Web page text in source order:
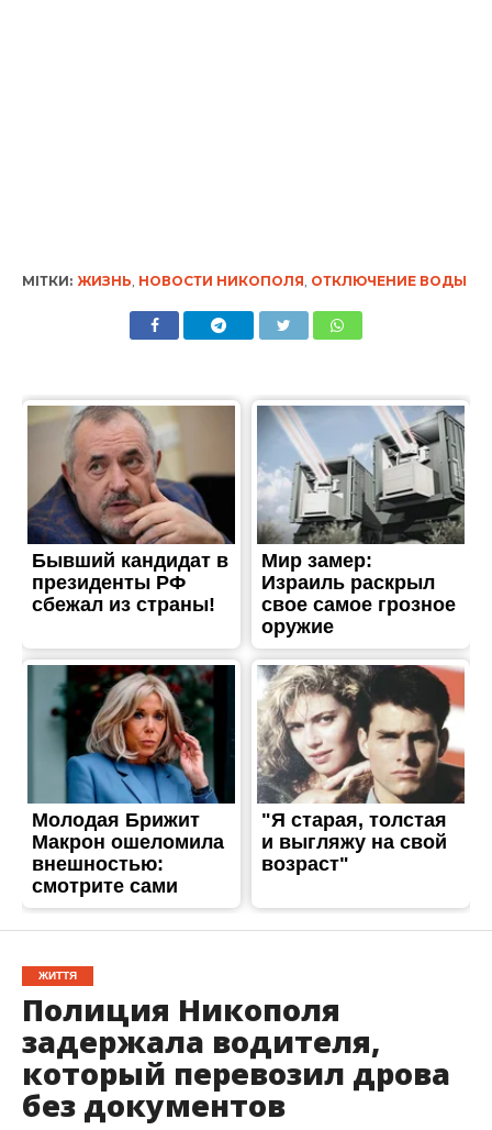
МІТКИ: ЖИЗНЬ НОВОСТИ НИКОПОЛЯ ОТКЛЮЧЕНИЕ ВОДЫ
ЖИТТЯ
Полиция Никополя
задержала водителя,
который перевозил дрова
без документов